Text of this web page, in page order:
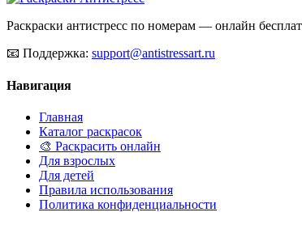
Раскраски антистресс по номерам — онлайн
📧 Поддержка: support@antistressart.ru
Навигация
Главная
Каталог раскрасок
🎨 Раскрасить онлайн
Для взрослых
Для детей
Правила использования
Политика конфиденциальности